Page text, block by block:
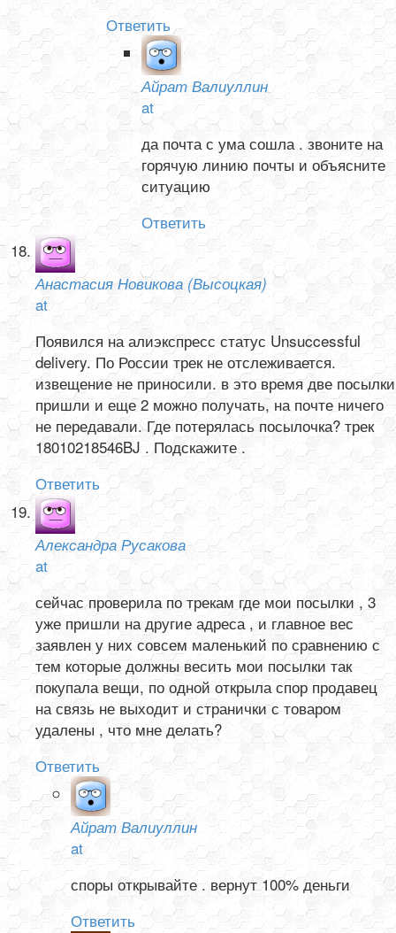
Ответить
Айрат Валиуллин
at
да почта с ума сошла . звоните на
горячую линию почты и объясните
ситуацию
Ответить
Анастасия Новикова (Высоцкая)
at
Появился на алиэкспресс статус Unsuccessful
delivery. По России трек не отслеживается.
извещение не приносили. в это время две посылки
пришли и еще 2 можно получать, на почте ничего
не передавали. Где потерялась посылочка? трек
18010218546BJ . Подскажите .
Ответить
Александра Русакова
at
сейчас проверила по трекам где мои посылки , 3
уже пришли на другие адреса , и главное вес
заявлен у них совсем маленький по сравнению с
тем которые должны весить мои посылки так
покупала вещи, по одной открыла спор продавец
на связь не выходит и странички с товаром
удалены , что мне делать?
Ответить
Айрат Валиуллин
at
споры открывайте . вернут 100% деньги
Ответить